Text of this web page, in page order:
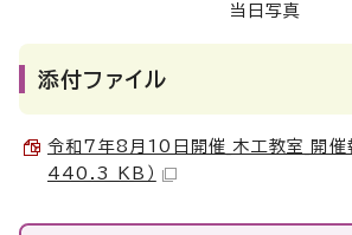
当日写真
添付ファイル
令和7年8月10日開催_木工教室_開催
440.3 KB）